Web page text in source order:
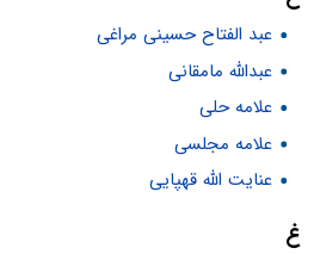
عبد الفتاح حسینی مراغی
عبدالله مامقانی
علامه حلی
علامه مجلسى
عنایت الله قهپایی
غ